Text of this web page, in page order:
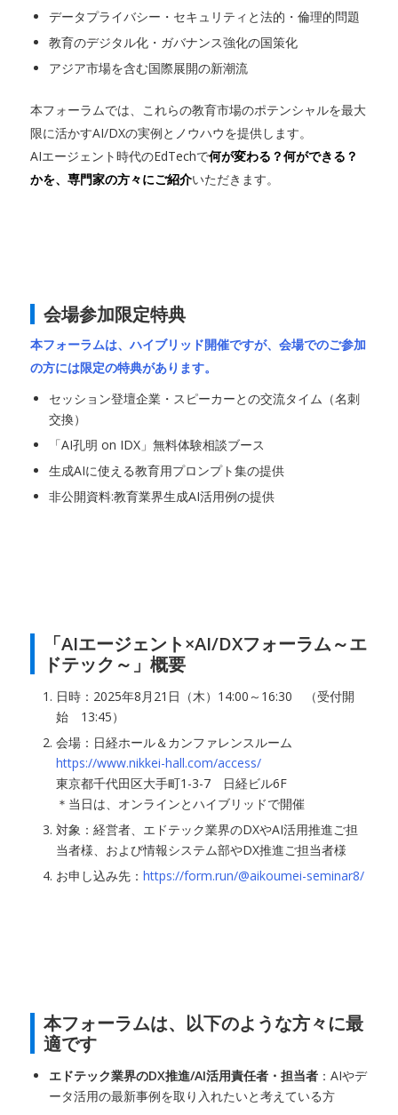
データプライバシー・セキュリティと法的・倫理的問題
教育のデジタル化・ガバナンス強化の国策化
アジア市場を含む国際展開の新潮流
本フォーラムでは、これらの教育市場のポテンシャルを最大
限に活かすAI/DXの実例とノウハウを提供します。
AIエージェント時代のEdTechで何が変わる？何ができる？
かを、専門家の方々にご紹介いただきます。
会場参加限定特典
本フォーラムは、ハイブリッド開催ですが、会場でのご参加
の方には限定の特典があります。
セッション登壇企業・スピーカーとの交流タイム（名刺
交換）
「AI孔明 on IDX」無料体験相談ブース
生成AIに使える教育用プロンプト集の提供
非公開資料:教育業界生成AI活用例の提供
「AIエージェント×AI/DXフォーラム～エ
ドテック～」概要
日時：2025年8月21日（木）14:00～16:30 （受付開
始 13:45）
会場：日経ホール＆カンファレンスルーム
https://www.nikkei-hall.com/access/
東京都千代田区大手町1-3-7 日経ビル6F
＊当日は、オンラインとハイブリッドで開催
対象：経営者、エドテック業界のDXやAI活用推進ご担
当者様、および情報システム部やDX推進ご担当者様
お申し込み先： https://form.run/@aikoumei-seminar8/
本フォーラムは、以下のような方々に最
適です
エドテック業界のDX推進/AI活用責任者・担当者：AIやデ
ータ活用の最新事例を取り入れたいと考えている方